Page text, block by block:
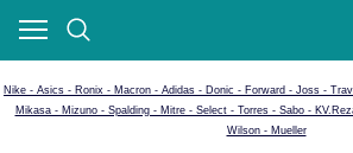
Nike - Asics - Ronix - Macron - Adidas - Donic - Forward - Joss -
Mikasa - Mizuno - Spalding - Mitre - Select - Torres - Sabo -
Wilson - Mueller